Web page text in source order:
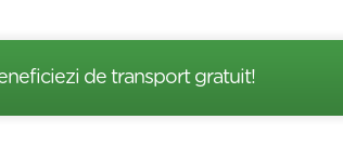
de transport gratuit!